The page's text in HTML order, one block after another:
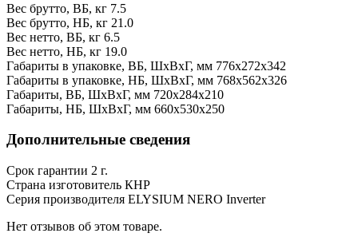
Вес брутто, ВБ, кг 7.5
Вес брутто, НБ, кг 21.0
Вес нетто, ВБ, кг 6.5
Вес нетто, НБ, кг 19.0
Габариты в упаковке, ВБ, ШxВxГ, мм 776x272x342
Габариты в упаковке, НБ, ШxВxГ, мм 768x562x326
Габариты, ВБ, ШxВxГ, мм 720x284x210
Габариты, НБ, ШxВxГ, мм 660x530x250
Дополнительные сведения
Срок гарантии 2 г.
Страна изготовитель КНР
Серия производителя ELYSIUM NERO Inverter
Нет отзывов об этом товаре.